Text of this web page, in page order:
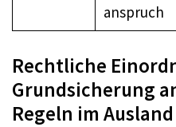
anspruch
Rechtliche
Grundsicherung
Regeln im